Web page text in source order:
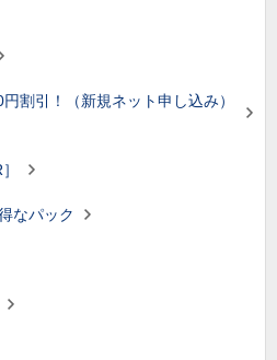
割引！（新規ネット申し込み）
なパック